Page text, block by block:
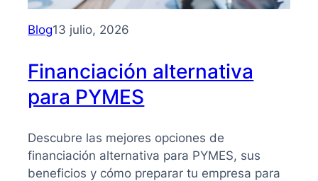
que
necesitas
tomar
mejores
decisiones
Blog13 julio, 2026
Financiación alternativa
para PYMES
Descubre las mejores opciones de
financiación alternativa para PYMES, sus
beneficios y cómo preparar tu empresa para